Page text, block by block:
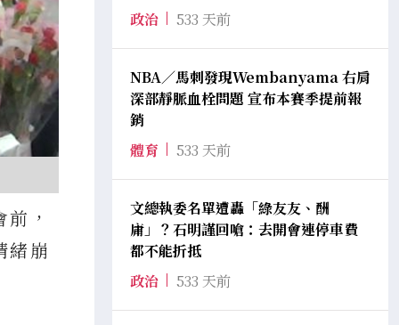
，
緒崩
政治
533 天前
NBA／馬刺發現Wembanyama 右肩
深部靜脈血栓問題 宣布本賽季提前報
銷
體育
533 天前
文總執委名單遭轟「綠友友、酬
庸」？石明謹回嗆：去開會連停車費
都不能折抵
政治
533 天前